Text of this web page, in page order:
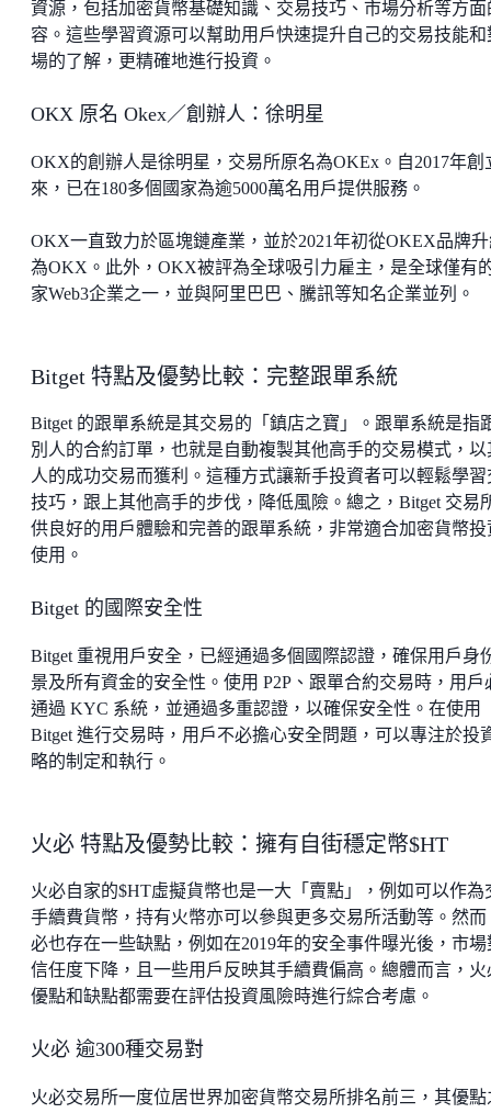
資源，包括加密貨幣基礎知識、交易技巧、市場分析等方面
容。這些學習資源可以幫助用戶快速提升自己的交易技能和
場的了解，更精確地進行投資。
OKX 原名 Okex／創辦人：徐明星
OKX的創辦人是徐明星，交易所原名為OKEx。自2017年創
來，已在180多個國家為逾5000萬名用戶提供服務。
OKX一直致力於區塊鏈產業，並於2021年初從OKEX品牌
為OKX。此外，OKX被評為全球吸引力雇主，是全球僅有
家Web3企業之一，並與阿里巴巴、騰訊等知名企業並列。
Bitget 特點及優勢比較：完整跟單系統
Bitget 的跟單系統是其交易的「鎮店之寶」。跟單系統是指
別人的合約訂單，也就是自動複製其他高手的交易模式，以
人的成功交易而獲利。這種方式讓新手投資者可以輕鬆學習
技巧，跟上其他高手的步伐，降低風險。總之，Bitget 交易
供良好的用戶體驗和完善的跟單系統，非常適合加密貨幣投
使用。
Bitget 的國際安全性
Bitget 重視用戶安全，已經通過多個國際認證，確保用戶身
景及所有資金的安全性。使用 P2P、跟單合約交易時，用戶
通過 KYC 系統，並通過多重認證，以確保安全性。在使用
Bitget 進行交易時，用戶不必擔心安全問題，可以專注於投
略的制定和執行。
火必 特點及優勢比較：擁有自街穩定幣$HT
火必自家的$HT虛擬貨幣也是一大「賣點」，例如可以作為
手續費貨幣，持有火幣亦可以參與更多交易所活動等。然而
必也存在一些缺點，例如在2019年的安全事件曝光後，市場
信任度下降，且一些用戶反映其手續費偏高。總體而言，火
優點和缺點都需要在評估投資風險時進行綜合考慮。
火必 逾300種交易對
火必交易所一度位居世界加密貨幣交易所排名前三，其優點